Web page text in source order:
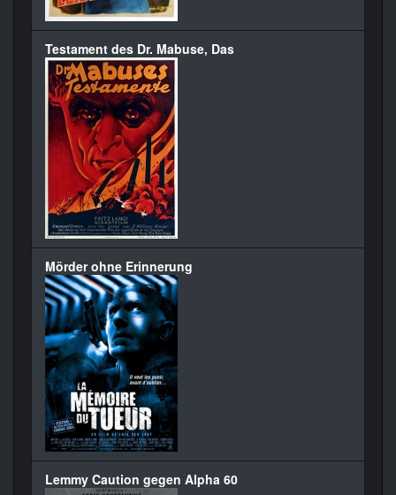
Testament des Dr. Mabuse, Das
Mörder ohne Erinnerung
Lemmy Caution gegen Alpha 60